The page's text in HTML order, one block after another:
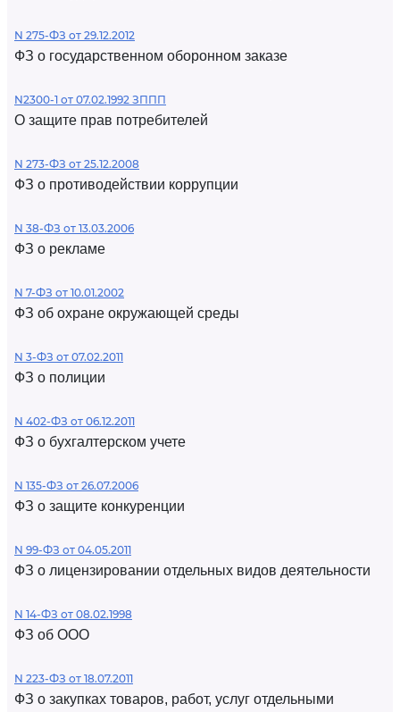
N 275-ФЗ от 29.12.2012
ФЗ о государственном оборонном заказе
N2300-1 от 07.02.1992 ЗППП
О защите прав потребителей
N 273-ФЗ от 25.12.2008
ФЗ о противодействии коррупции
N 38-ФЗ от 13.03.2006
ФЗ о рекламе
N 7-ФЗ от 10.01.2002
ФЗ об охране окружающей среды
N 3-ФЗ от 07.02.2011
ФЗ о полиции
N 402-ФЗ от 06.12.2011
ФЗ о бухгалтерском учете
N 135-ФЗ от 26.07.2006
ФЗ о защите конкуренции
N 99-ФЗ от 04.05.2011
ФЗ о лицензировании отдельных видов деятельности
N 14-ФЗ от 08.02.1998
ФЗ об ООО
N 223-ФЗ от 18.07.2011
ФЗ о закупках товаров, работ, услуг отдельными